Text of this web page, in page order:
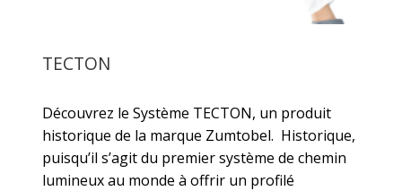
TECTON
Découvrez le Système TECTON, un produit
historique de la marque Zumtobel. Historique,
puisqu’il s’agit du premier système de chemin
lumineux au monde à offrir un profilé